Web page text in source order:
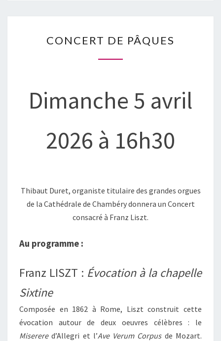
DE
PÂQUES
CONCERT DE PÂQUES
Dimanche 5 avril
2026 à 16h30
Thibaut Duret, organiste titulaire des grandes orgues
de la Cathédrale de Chambéry donnera un Concert
consacré à Franz Liszt.
Au programme :
Franz LISZT : Évocation à la chapelle
Sixtine
Composée en 1862 à Rome, Liszt construit cette
évocation autour de deux oeuvres célèbres : le
Miserered’Allegri et l’Ave Verum Corpusde Mozart.